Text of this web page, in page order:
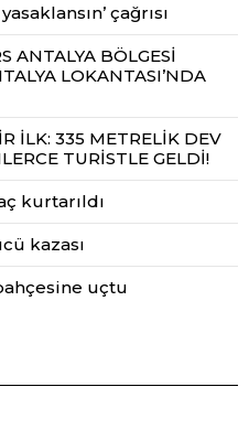
çağrısı
ANTALYA BÖLGESİ
LOKANTASI’NDA
İLK: 335 METRELİK DEV
TURİSTLE GELDİ!
kurtarıldı
kazası
uçtu